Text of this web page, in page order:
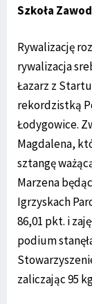
Szkoła
Rywalizację
rywalizacja
Łazarz z
rekordzistką
Łodygowice.
Magdalena,
sztangę
Marzena
Igrzyskach
86,01 pkt. i
podium
zaliczając 95